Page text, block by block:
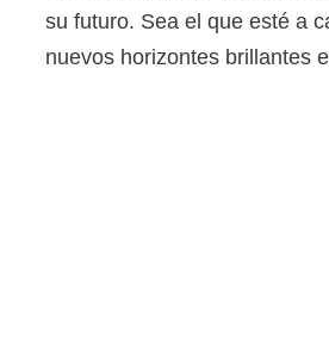
su futuro. Sea el que esté a
nuevos horizontes brillantes